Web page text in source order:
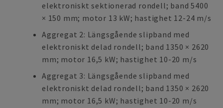
elektroniskt sektionerad rondell; band 5400
× 150 mm; motor 13 kW; hastighet 12-24 m/s
Aggregat 2: Längsgående slipband med
elektroniskt delad rondell; band 1350 × 2620
mm; motor 16,5 kW; hastighet 10-20 m/s
Aggregat 3: Längsgående slipband med
elektroniskt delad rondell; band 1350 × 2620
mm; motor 16,5 kW; hastighet 10-20 m/s